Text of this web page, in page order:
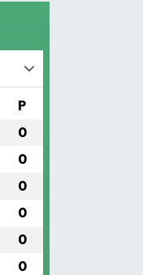
P
0
0
0
0
0
0